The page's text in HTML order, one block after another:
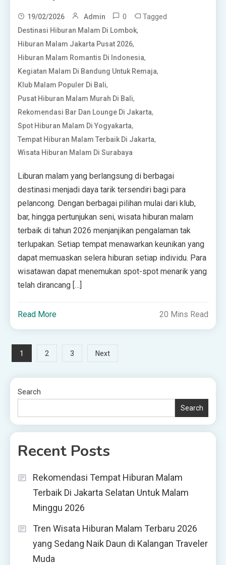
19/02/2026 Admin 0 Tagged
Destinasi Hiburan Malam Di Lombok,
Hiburan Malam Jakarta Pusat 2026,
Hiburan Malam Romantis Di Indonesia,
Kegiatan Malam Di Bandung Untuk Remaja,
Klub Malam Populer Di Bali,
Pusat Hiburan Malam Murah Di Bali,
Rekomendasi Bar Dan Lounge Di Jakarta,
Spot Hiburan Malam Di Yogyakarta,
Tempat Hiburan Malam Terbaik Di Jakarta,
Wisata Hiburan Malam Di Surabaya
Liburan malam yang berlangsung di berbagai
destinasi menjadi daya tarik tersendiri bagi para
pelancong. Dengan berbagai pilihan mulai dari klub,
bar, hingga pertunjukan seni, wisata hiburan malam
terbaik di tahun 2026 menjanjikan pengalaman tak
terlupakan. Setiap tempat menawarkan keunikan yang
dapat memuaskan selera hiburan setiap individu. Para
wisatawan dapat menemukan spot-spot menarik yang
telah dirancang […]
Read More 20 Mins Read
Posts
pagination
1 2 3 Next
Search
Search
Recent Posts
Rekomendasi Tempat Hiburan Malam
Terbaik Di Jakarta Selatan Untuk Malam
Minggu 2026
Tren Wisata Hiburan Malam Terbaru 2026
yang Sedang Naik Daun di Kalangan Traveler
Muda